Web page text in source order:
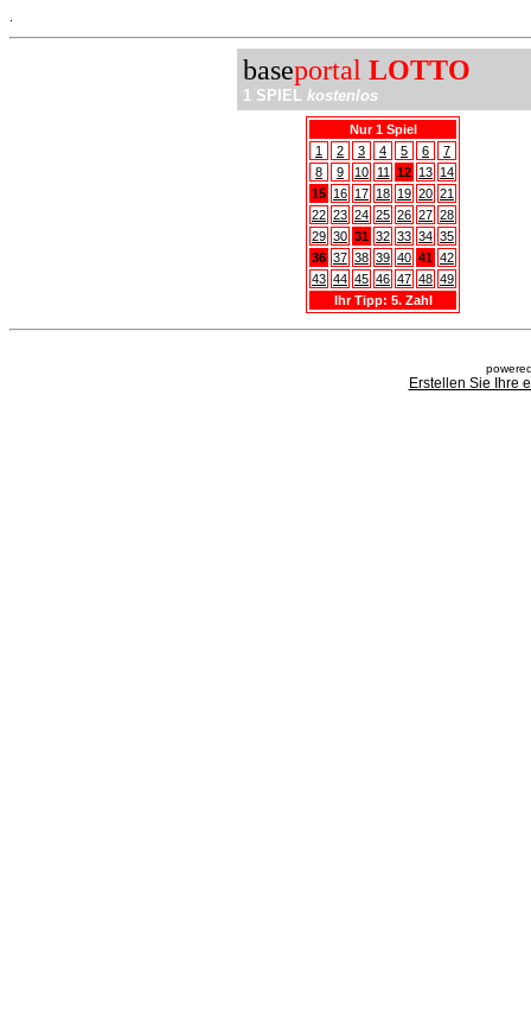
baseportal LOTTO
1 SPIEL kostenlos
Nur 1 Spiel
1
2 3 4 5 6
7
8
9 10 11 12 13 14
15 16 17 18 19 20 21
22 23 24 25 26 27 28
29 30 31 32 33 34 35
36 37 38 39 40 41 42
43 44 45 46 47 48 49
Ihr Tipp: 5. Zahl
Erstellen Sie Ihre